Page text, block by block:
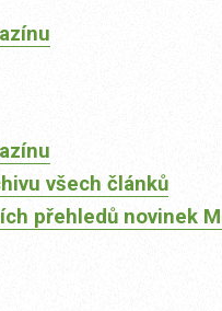
všech článků
přehledů novinek